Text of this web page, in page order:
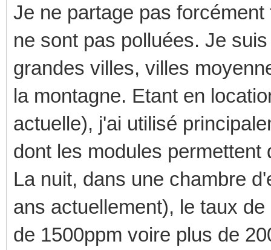
Je ne partage pas
ne sont pas polluées. Je
grandes villes, villes
la montagne. Etant en
actuelle), j'ai utilisé
dont les modules
La nuit, dans une chambre
ans actuellement), le taux
de 1500ppm voire plus de